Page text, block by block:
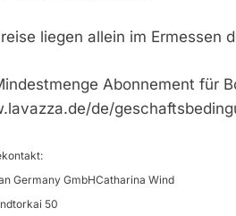
liegen allein im Ermessen
Abonnement für
de/
Germany GmbHCatharina Wind
50